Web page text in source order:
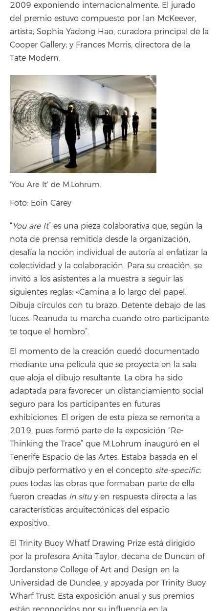
2009 exponiendo internacionalmente. El jurado
del premio estuvo compuesto por Ian McKeever,
artista; Sophia Yadong Hao, curadora principal de la
Cooper Gallery; y Frances Morris, directora de la
Tate Modern.
‘You Are It’ de M.Lohrum.
Foto: Eoin Carey
“You are It” es una pieza colaborativa que, según la
nota de prensa remitida desde la organización,
desafía la noción individual de autoría al enfatizar la
colectividad y la colaboración. Para su creación, se
invitó a los asistentes a la muestra a seguir las
siguientes reglas: «Camina a lo largo del papel.
Dibuja círculos con tu brazo. Detente debajo de las
luces. Reanuda tu marcha cuando otro participante
te toque el hombro”.
El momento de la creación quedó documentado
mediante una película que se proyecta en la sala
que aloja el dibujo resultante. La obra ha sido
adaptada para favorecer un distanciamiento social
seguro para los participantes en futuras
exhibiciones. El origen de esta pieza se remonta a
2019, pues formó parte de la exposición “Re-
Thinking the Trace” que M.Lohrum inauguró en el
Tenerife Espacio de las Artes. Estaba basada en el
dibujo performativo y en el concepto site-specific;
pues todas las obras que formaban parte de ella
fueron creadas in situy en respuesta directa a las
características arquitectónicas del espacio
expositivo.
El Trinity Buoy Whatf Drawing Prize está dirigido
por la profesora Anita Taylor, decana de Duncan of
Jordanstone College of Art and Design en la
Universidad de Dundee, y apoyada por Trinity Buoy
Wharf Trust. Esta exposición anual y sus premios